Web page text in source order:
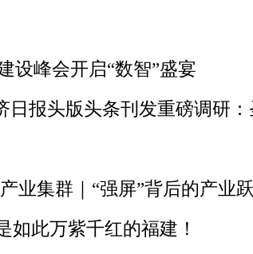
设峰会开启“数智”盛宴
日报头版头条刊发重磅调研：
业集群｜“强屏”背后的产业
如此万紫千红的福建！